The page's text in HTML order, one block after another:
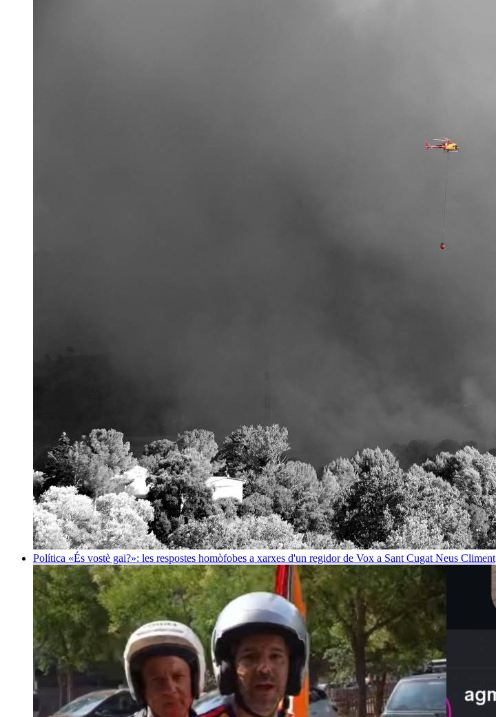
Política «És vostè gai?»: les respostes homòfobes a xarxes d'un regidor de Vox a Sant Cugat Neus Climent